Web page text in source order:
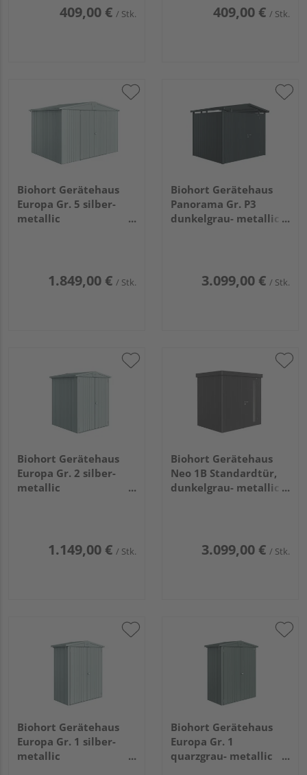
409,00 € / Stk. 409,00 € / Stk.
Biohort Gerätehaus
Europa Gr. 5 silber-
metallic
1.849,00 € / Stk.
Biohort Gerätehaus
Panorama Gr. P3
dunkelgrau- metallic
3.099,00 € / Stk.
Biohort Gerätehaus
Europa Gr. 2 silber-
metallic
1.149,00 € / Stk.
Biohort Gerätehaus
Neo 1B Standardtür,
dunkelgrau- metallic
3.099,00 € / Stk.
Biohort Gerätehaus
Europa Gr. 1 silber-
metallic
Biohort Gerätehaus
Europa Gr. 1
quarzgrau- metallic